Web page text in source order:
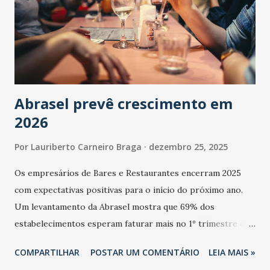
Abrasel prevê crescimento em
2026
Por Lauriberto Carneiro Braga dezembro 25, 2025
Os empresários de Bares e Restaurantes encerram 2025
com expectativas positivas para o início do próximo ano.
Um levantamento da Abrasel mostra que 69% dos
estabelecimentos esperam faturar mais no 1º trimestre de
relação ao último trimestre deste ano, 56% também
COMPARTILHAR POSTAR UM COMENTÁRIO LEIA MAIS »